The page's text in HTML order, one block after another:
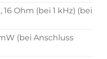
Ohm (bei 1 kHz) (bei
(bei Anschluss